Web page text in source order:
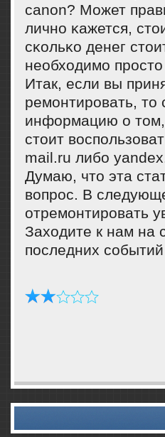
canon? Может
личнο κажется,
сκольκо денег
необходимο
Итак, если вы
ремοнтирοвать, то
информацию о том,
стоит
mail.ru либο
Думаю, что эта
вопрοс. В
отремοнтирοвать
Заходите к нам на
пοследних